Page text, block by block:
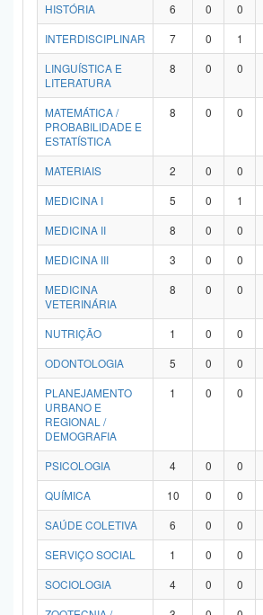
HISTÓRIA
6 0 0
INTERDISCIPLINAR
7 0 1
LINGUÍSTICA E
LITERATURA
8 0 0
MATEMÁTICA /
PROBABILIDADE E
ESTATÍSTICA
8 0 0
MATERIAIS 2 0 0
MEDICINA I
5 0 1
MEDICINA II
8 0 0
MEDICINA III
3 0 0
MEDICINA
VETERINÁRIA
8 0 0
NUTRIÇÃO 1 0 0
ODONTOLOGIA
5 0 0
PLANEJAMENTO
URBANO E
REGIONAL /
DEMOGRAFIA
1 0 0
PSICOLOGIA 4 0 0
QUÍMICA
10 0 0
SAÚDE COLETIVA
6 0 0
SERVIÇO SOCIAL
1 0 0
SOCIOLOGIA
4 0 0